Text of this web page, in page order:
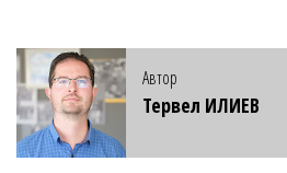
Автор
Тервел ИЛИЕВ